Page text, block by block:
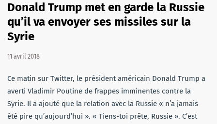
Donald Trump met en garde la Russie
qu’il va envoyer ses missiles sur la
Syrie
11 avril 2018
Ce matin sur Twitter, le président américain Donald Trump a
averti Vladimir Poutine de frappes imminentes contre la
Syrie. Il a ajouté que la relation avec la Russie « n’a jamais
été pire qu’aujourd’hui ». « Tiens-toi prête, Russie ». C’est